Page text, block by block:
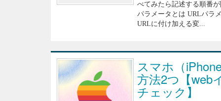
べてみたら記述する順番
パラメータとは URLパラ
URLに付け加える変...
スマホ（
方法2つ【web
チェック】